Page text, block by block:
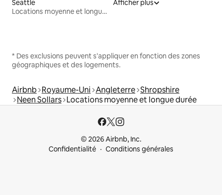
Seattle
Locations moyenne et longue durée
Afficher plus
* Des exclusions peuvent s'appliquer en fonction des zones
géographiques et des logements.
Airbnb Royaume-Uni Angleterre Shropshire
Neen Sollars Locations moyenne et longue durée
© 2026 Airbnb, Inc.
Confidentialité
Conditions générales